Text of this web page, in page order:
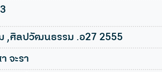
,ศิลปวัฒนธรรม .อ27 2555
จะรา